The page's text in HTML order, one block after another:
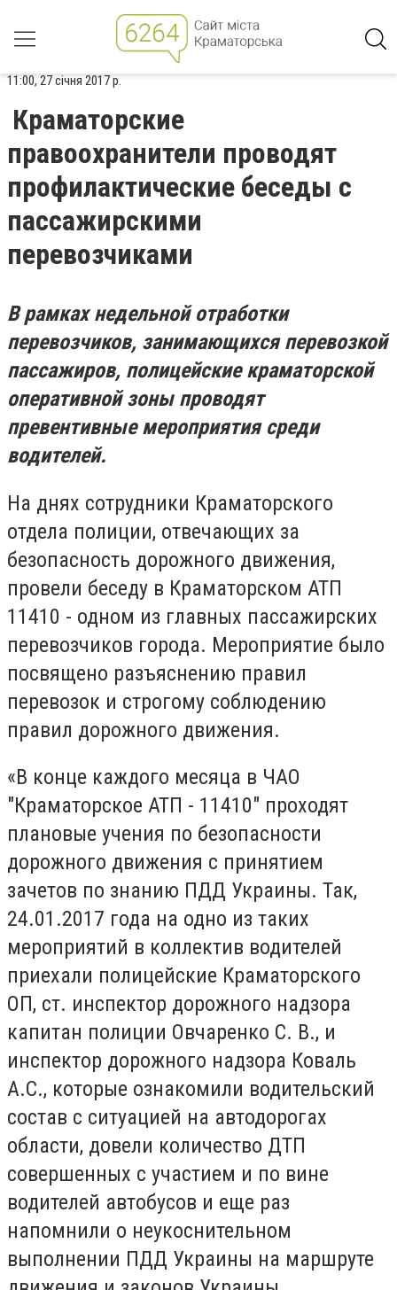
11:00, 27 січня 2017 р.
Краматорские
правоохранители проводят
профилактические беседы с
пассажирскими
перевозчиками
В рамках недельной отработки
перевозчиков, занимающихся перевозкой
пассажиров, полицейские краматорской
оперативной зоны проводят
превентивные мероприятия среди
водителей.
На днях сотрудники Краматорского
отдела полиции, отвечающих за
безопасность дорожного движения,
провели беседу в Краматорском АТП
11410 - одном из главных пассажирских
перевозчиков города. Мероприятие было
посвящено разъяснению правил
перевозок и строгому соблюдению
правил дорожного движения.
«В конце каждого месяца в ЧАО
"Краматорское АТП - 11410" проходят
плановые учения по безопасности
дорожного движения с принятием
зачетов по знанию ПДД Украины. Так,
24.01.2017 года на одно из таких
мероприятий в коллектив водителей
приехали полицейские Краматорского
ОП, ст. инспектор дорожного надзора
капитан полиции Овчаренко С. В., и
инспектор дорожного надзора Коваль
А.С., которые ознакомили водительский
состав с ситуацией на автодорогах
области, довели количество ДТП
совершенных с участием и по вине
водителей автобусов и еще раз
напомнили о неукоснительном
выполнении ПДД Украины на маршруте